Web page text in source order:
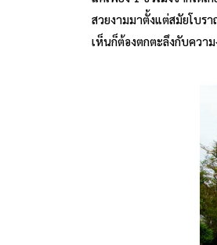
สวยงามมาตั้งแต่สมัยโบร
เห็นก็ต้องตกตะลึงกับควา